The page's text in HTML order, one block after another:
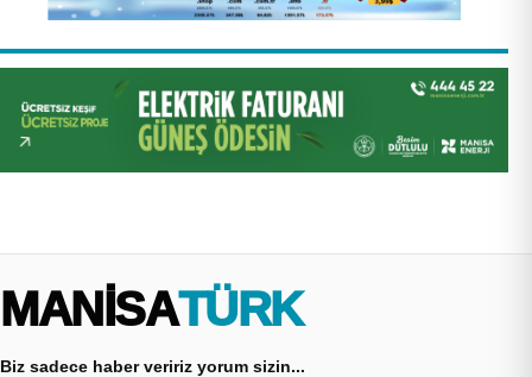
MANİSA TÜRK
Biz sadece haber veririz yorum sizin...